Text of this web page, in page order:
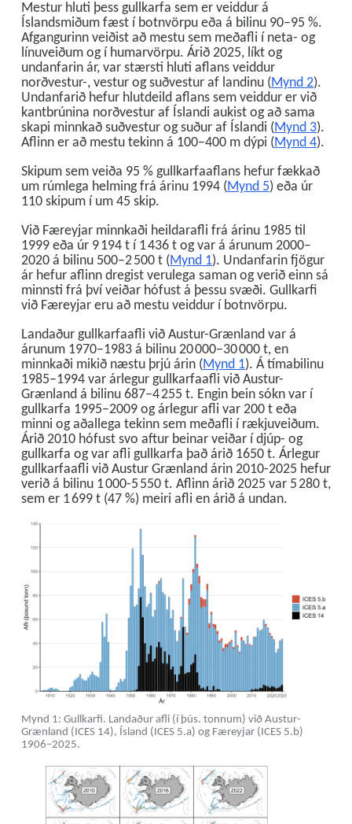
Mestur hluti þess gullkarfa sem er veiddur á
Íslandsmiðum fæst í botnvörpu eða á bilinu 90–95 %.
Afgangurinn veiðist að mestu sem meðafli í neta- og
línuveiðum og í humarvörpu. Árið 2025, líkt og
undanfarin ár, var stærsti hluti aflans veiddur
norðvestur-, vestur og suðvestur af landinu (Mynd 2).
Undanfarið hefur hlutdeild aflans sem veiddur er við
kantbrúnina norðvestur af Íslandi aukist og að sama
skapi minnkað suðvestur og suður af Íslandi (Mynd 3).
Aflinn er að mestu tekinn á 100–400 m dýpi (Mynd 4).
Skipum sem veiða 95 % gullkarfaaflans hefur fækkað
um rúmlega helming frá árinu 1994 (Mynd 5) eða úr
110 skipum í um 45 skip.
Við Færeyjar minnkaði heildarafli frá árinu 1985 til
1999 eða úr 9 194 t í 1 436 t og var á árunum 2000–
2020 á bilinu 500–2 500 t (Mynd 1). Undanfarin fjögur
ár hefur aflinn dregist verulega saman og verið einn sá
minnsti frá því veiðar hófust á þessu svæði. Gullkarfi
við Færeyjar eru að mestu veiddur í botnvörpu.
Landaður gullkarfaafli við Austur-Grænland var á
árunum 1970–1983 á bilinu 20 000–30 000 t, en
minnkaði mikið næstu þrjú árin (Mynd 1). Á tímabilinu
1985–1994 var árlegur gullkarfaafli við Austur-
Grænland á bilinu 687–4 255 t. Engin bein sókn var í
gullkarfa 1995–2009 og árlegur afli var 200 t eða
minni og aðallega tekinn sem meðafli í rækjuveiðum.
Árið 2010 hófust svo aftur beinar veiðar í djúp- og
gullkarfa og var afli gullkarfa það árið 1650 t. Árlegur
gullkarfaafli við Austur Grænland árin 2010-2025 hefur
verið á bilinu 1 000-5 550 t. Aflinn árið 2025 var 5 280 t,
sem er 1 699 t (47 %) meiri afli en árið á undan.
Mynd 1: Gullkarfi. Landaður afli (í þús. tonnum) við Austur-
Grænland (ICES 14), Ísland (ICES 5.a) og Færeyjar (ICES 5.b)
1906–2025.